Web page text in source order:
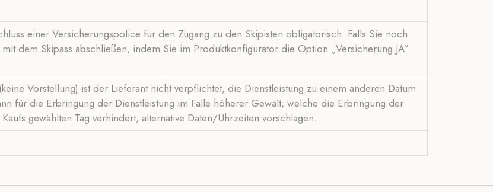
einer Versicherungspolice für den Zugang zu den Skipisten obligatorisch. Falls Sie noch
dem Skipass abschließen, indem Sie im Produktkonfigurator die Option „Versicherung JA“
Vorstellung) ist der Lieferant nicht verpflichtet, die Dienstleistung zu einem anderen Datum
für die Erbringung der Dienstleistung im Falle höherer Gewalt, welche die Erbringung der
gewählten Tag verhindert, alternative Daten/Uhrzeiten vorschlagen.